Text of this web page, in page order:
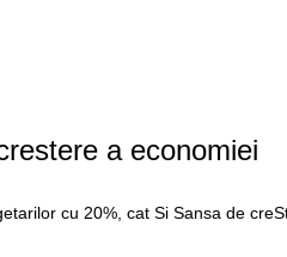
a economiei
cu 20%, cat Si Sansa de